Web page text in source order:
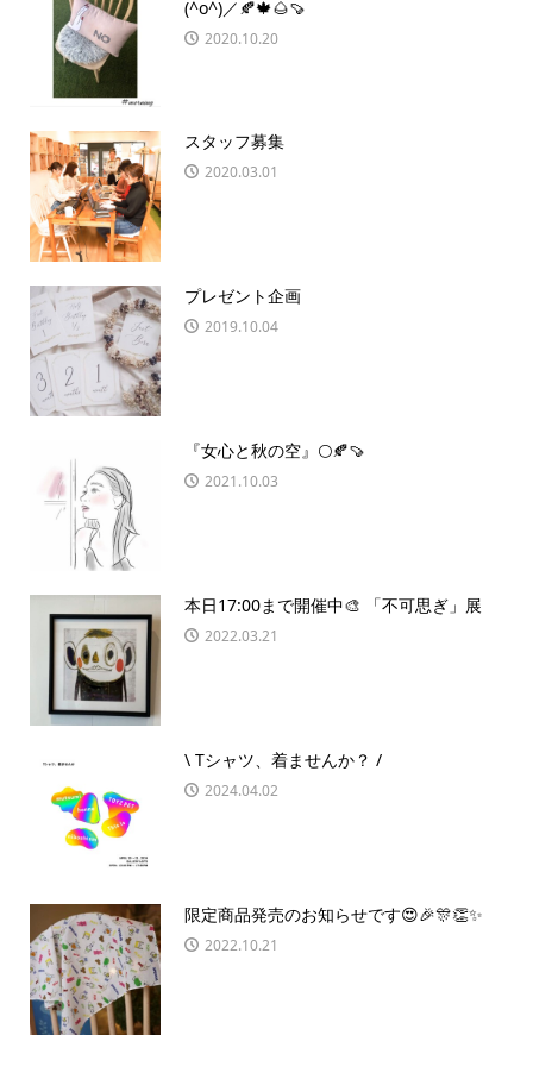
(^o^)／🍂🍁🌰🍠
2020.10.20
スタッフ募集
2020.03.01
プレゼント企画
2019.10.04
『女心と秋の空』🌕🍂🍠
2021.10.03
本日17:00まで開催中🎨 「不可思ぎ」展
2022.03.21
\ Tシャツ、着ませんか？ /
2024.04.02
限定商品発売のお知らせです😍🎉🎊👏✨
2022.10.21